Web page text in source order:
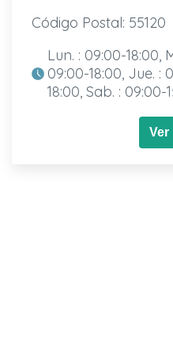
Código Postal: 55120
Lun. : 09:00-18:00,
09:00-18:00, Jue. :
18:00, Sab. : 09:00-
Ver